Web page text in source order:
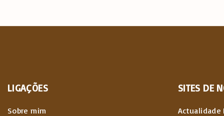
LIGAÇÕES
Sobre mim
SITES DE
Actualidade